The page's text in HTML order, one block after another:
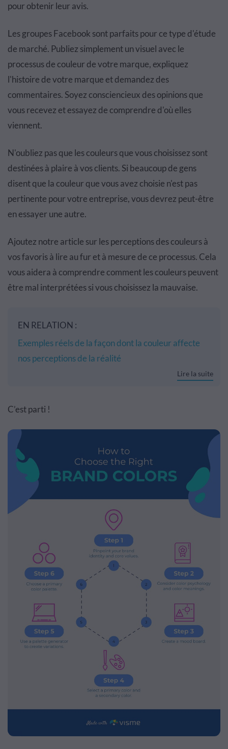
pour obtenir leur avis.
Les groupes Facebook sont parfaits pour ce type d'étude
de marché. Publiez simplement un visuel avec le
processus de couleur de votre marque, expliquez
l'histoire de votre marque et demandez des
commentaires. Soyez consciencieux des opinions que
vous recevez et essayez de comprendre d'où elles
viennent.
N'oubliez pas que les couleurs que vous choisissez sont
destinées à plaire à vos clients. Si beaucoup de gens
disent que la couleur que vous avez choisie n'est pas
pertinente pour votre entreprise, vous devrez peut-être
en essayer une autre.
Ajoutez notre article sur les perceptions des couleurs à
vos favoris à lire au fur et à mesure de ce processus. Cela
vous aidera à comprendre comment les couleurs peuvent
être mal interprétées si vous choisissez la mauvaise.
EN RELATION :
Exemples réels de la façon dont la couleur affecte
nos perceptions de la réalité
Lire la suite
C’est parti !